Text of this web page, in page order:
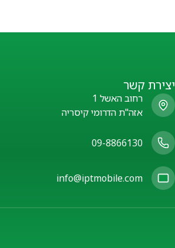
יצירת קשר
רחוב האשל 1
אזה"ת הדרומי קיסריה
09-8866130
info@iptmobile.com